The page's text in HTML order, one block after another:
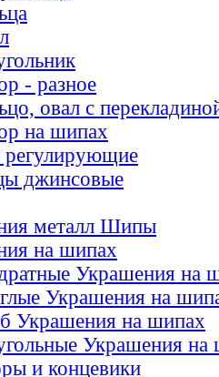
- разное
овал с
на шипах
джинсовые
металл Шипы
на шипах
Украшения на
Украшения на
Украшения на шипах
Украшения на
и концевики